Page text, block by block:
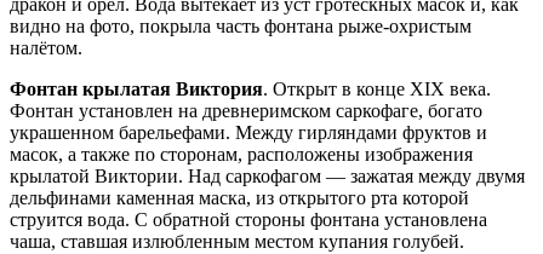
дракон и орёл. Вода вытекает из уст гротескных масок и, как
видно на фото, покрыла часть фонтана рыже-охристым
налётом.
Фонтан крылатая Виктория. Открыт в конце XIX века.
Фонтан установлен на древнеримском саркофаге, богато
украшенном барельефами. Между гирляндами фруктов и
масок, а также по сторонам, расположены изображения
крылатой Виктории. Над саркофагом — зажатая между двумя
дельфинами каменная маска, из открытого рта которой
струится вода. С обратной стороны фонтана установлена
чаша, ставшая излюбленным местом купания голубей.